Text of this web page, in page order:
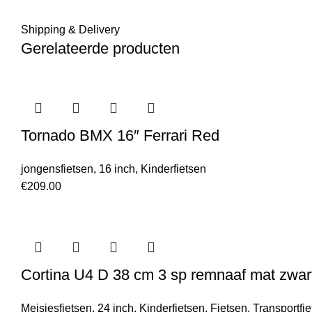
Shipping & Delivery
Gerelateerde producten
Tornado BMX 16″ Ferrari Red
jongensfietsen, 16 inch, Kinderfietsen
€209.00
Cortina U4 D 38 cm 3 sp remnaaf mat
Meisjesfietsen, 24 inch, Kinderfietsen, Fietsen,